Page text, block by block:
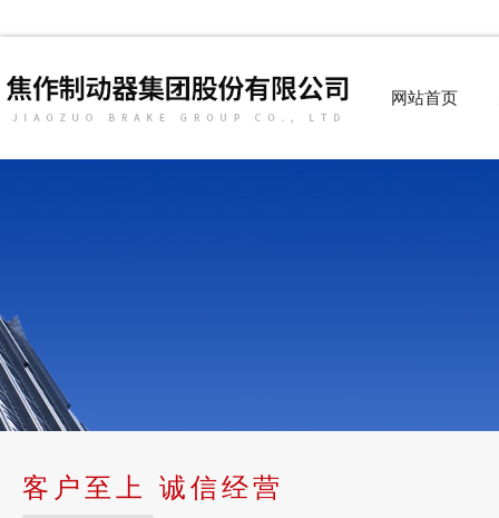
网站首页
客户至上 诚信经营